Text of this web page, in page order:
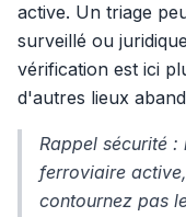
active. Un triage
surveillé ou
vérification est ici
d'autres lieux
Rappel sécurité :
ferroviaire
contournez pas